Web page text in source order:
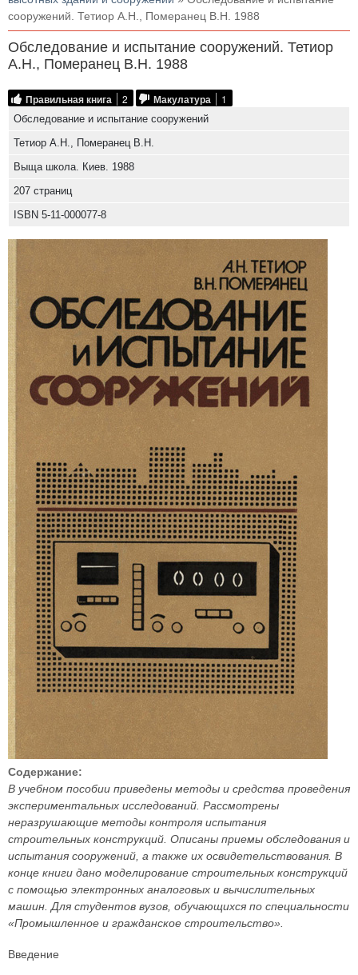
сооружений. Тетиор А.Н., Померанец В.Н. 1988
Обследование и испытание сооружений. Тетиор
А.Н., Померанец В.Н. 1988
Правильная книга 2 Макулатура 1
Обследование и испытание сооружений
Тетиор А.Н., Померанец В.Н.
Выща школа. Киев. 1988
207 страниц
ISBN 5-11-000077-8
Содержание:
В учебном пособии приведены методы и средства проведения
экспериментальных исследований. Рассмотрены
неразрушающие методы контроля испытания
строительных конструкций. Описаны приемы обследования и
испытания сооружений, а также их освидетельствования. В
конце книги дано моделирование строительных конструкций
с помощью электронных аналоговых и вычислительных
машин. Для студентов вузов, обучающихся по специальности
«Промышленное и гражданское строительство».
Введение